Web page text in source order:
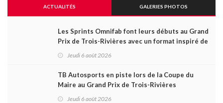
ACTUALITÉS GALERIES PHOTOS
Les Sprints Omnifab font leurs débuts au Grand
Prix de Trois-Rivières avec un format inspiré de
Jeudi 6 août 2026
TB Autosports en piste lors de la Coupe du
Maire au Grand Prix de Trois-Rivières
Jeudi 6 août 2026